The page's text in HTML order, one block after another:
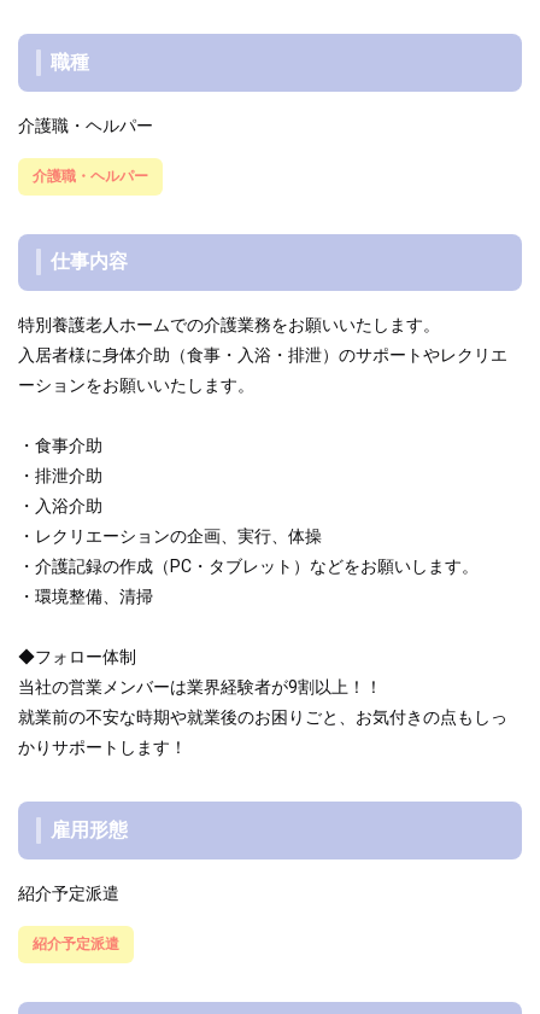
職種
介護職・ヘルパー
介護職・ヘルパー
仕事内容
特別養護老人ホームでの介護業務をお願いいたします。
入居者様に身体介助（食事・入浴・排泄）のサポートやレクリエ
ーションをお願いいたします。
・食事介助
・排泄介助
・入浴介助
・レクリエーションの企画、実行、体操
・介護記録の作成（PC・タブレット）などをお願いします。
・環境整備、清掃
◆フォロー体制
当社の営業メンバーは業界経験者が9割以上！！
就業前の不安な時期や就業後のお困りごと、お気付きの点もしっ
かりサポートします！
雇用形態
紹介予定派遣
紹介予定派遣